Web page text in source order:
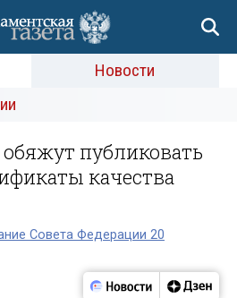
Новости
публиковать
качества
Совета Федерации 20